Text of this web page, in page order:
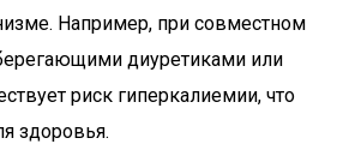
Например, при совместном
диуретиками или
риск гиперкалиемии, что
здоровья.